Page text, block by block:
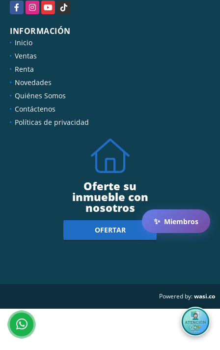
✨ Miembros
FacebookInstagramYouTubeTikTok
INFORMACIÓN
Inicio
Ventas
Renta
Novedades
Quiénes Somos
Contáctenos
Políticas de privacidad
Oferte su
inmueble con
nosotros
OFERTAR
Powered by:wasi.co